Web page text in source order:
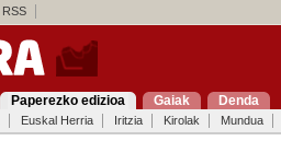
RSS
Paperezko edizioa Gaiak Denda
Euskal Herria Iritzia Kirolak Mundua